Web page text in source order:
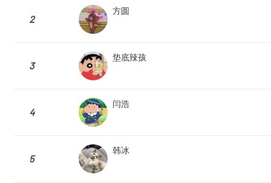
2
方圆
3
垫底辣孩
4
闫浩
5
韩冰